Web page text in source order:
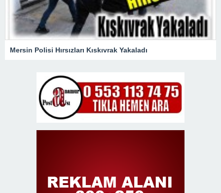
Mersin Polisi Hırsızları Kıskıvrak Yakaladı